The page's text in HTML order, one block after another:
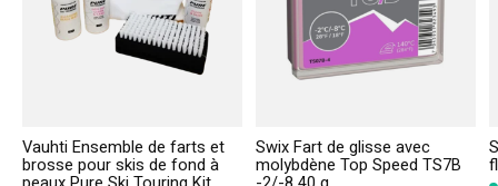
Vauhti Ensemble de farts et
brosse pour skis de fond à
Swix Fart de glisse avec
molybdène Top Speed TS7B